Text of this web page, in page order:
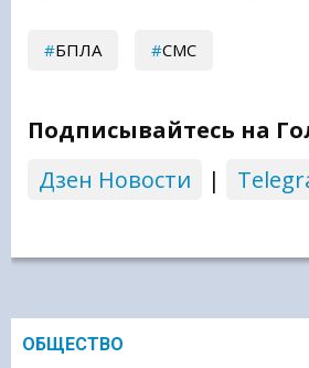
БПЛА СМС
Подписывайтесь на
Дзен Новости
|
ОБЩЕСТВО